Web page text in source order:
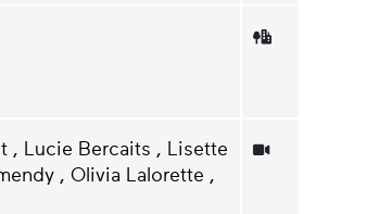
, Lucie Bercaits , Lisette
, Olivia Lalorette ,